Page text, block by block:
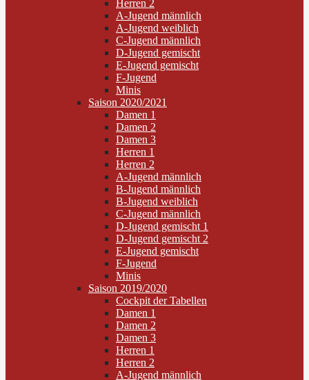
Herren 2
A-Jugend männlich
A-Jugend weiblich
C-Jugend männlich
D-Jugend gemischt
E-Jugend gemischt
F-Jugend
Minis
Saison 2020/2021
Damen 1
Damen 2
Damen 3
Herren 1
Herren 2
A-Jugend männlich
B-Jugend männlich
B-Jugend weiblich
C-Jugend männlich
D-Jugend gemischt 1
D-Jugend gemischt 2
E-Jugend gemischt
F-Jugend
Minis
Saison 2019/2020
Cockpit der Tabellen
Damen 1
Damen 2
Damen 3
Herren 1
Herren 2
A-Jugend männlich